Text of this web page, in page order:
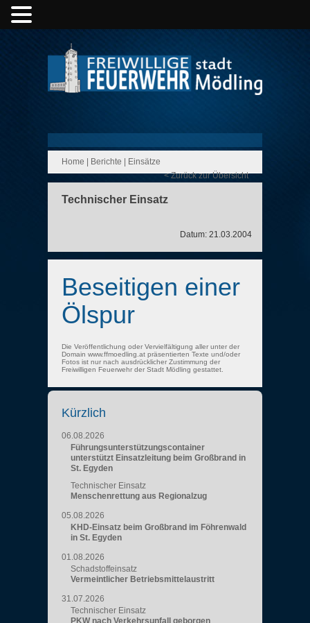
Home Berichte
Einsätze
< Zurück zur Übersicht
Technischer Einsatz
Datum: 21.03.2004
Beseitigen einer
Ölspur
Die Veröffentlichung oder Vervielfältigung aller unter der
Domain www.ffmoedling.at präsentierten Texte und/oder
Fotos ist nur nach ausdrücklicher Zustimmung der
Freiwilligen Feuerwehr der Stadt Mödling gestattet.
Kürzlich
06.08.2026
Führungsunterstützungscontainer
unterstützt Einsatzleitung beim Großbrand in
St. Egyden
Technischer Einsatz
Menschenrettung aus Regionalzug
05.08.2026
KHD-Einsatz beim Großbrand im Föhrenwald
in St. Egyden
01.08.2026
Schadstoffeinsatz
Vermeintlicher Betriebsmittelaustritt
31.07.2026
Technischer Einsatz
PKW nach Verkehrsunfall geborgen